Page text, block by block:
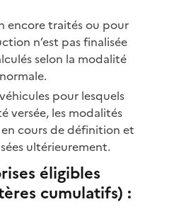
encore traités ou pour
n’est pas finalisée
selon la modalité
normale.
pour lesquels
versée, les modalités
cours de définition et
ultérieurement.
éligibles
cumulatifs) :